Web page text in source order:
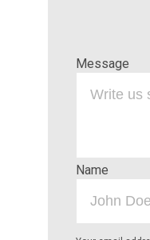
Message
Name